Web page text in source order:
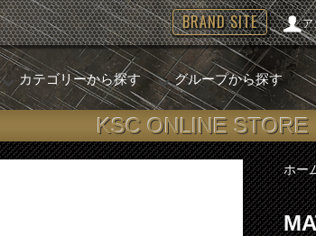
ア
BRAND SITE
カテゴリーから探す グループから探す
KSC ONLINE STORE
ホー